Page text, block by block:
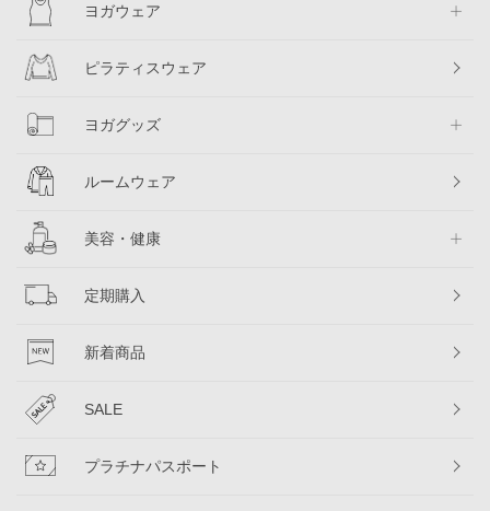
ヨガウェア
ピラティスウェア
ヨガグッズ
ルームウェア
美容・健康
定期購入
新着商品
SALE
プラチナパスポート